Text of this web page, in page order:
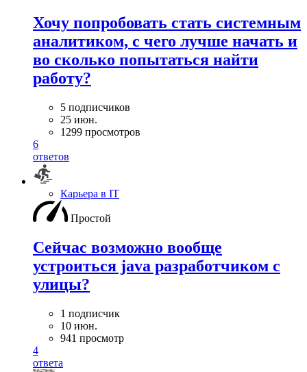
Хочу попробовать стать системным
аналитиком, с чего лучше начать и
во сколько попытаться найти
работу?
5 подписчиков
25 июн.
1299 просмотров
6
ответов
Карьера в IT
Простой
Сейчас возможно вообще
устроиться java разработчиком с
улицы?
1 подписчик
10 июн.
941 просмотр
4
ответа